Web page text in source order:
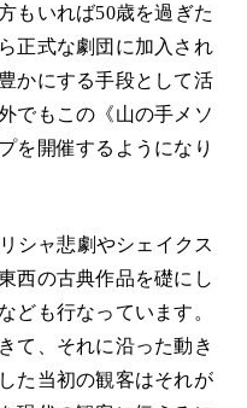
もいれば50歳を過ぎた
正式な劇団に加入され
かにする手段として活
でもこの《山の手メソ
を開催するようになり
シャ悲劇やシェイクス
西の古典作品を礎にし
ども行なっています。
て、それに沿った動き
た当初の観客はそれが